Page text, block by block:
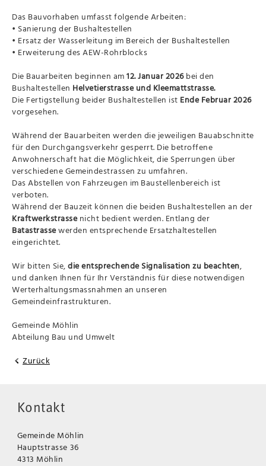
Das Bauvorhaben umfasst folgende Arbeiten:
• Sanierung der Bushaltestellen
• Ersatz der Wasserleitung im Bereich der Bushaltestellen
• Erweiterung des AEW-Rohrblocks
Die Bauarbeiten beginnen am12. Januar 2026bei den
Bushaltestellen Helvetierstrasse und Kleemattstrasse.
Die Fertigstellung beider Bushaltestellen ist Ende Februar 2026
vorgesehen.
Während der Bauarbeiten werden die jeweiligen Bauabschnitte
für den Durchgangsverkehr gesperrt. Die betroffene
Anwohnerschaft hat die Möglichkeit, die Sperrungen über
verschiedene Gemeindestrassen zu umfahren.
Das Abstellen von Fahrzeugen im Baustellenbereich ist
verboten.
Während der Bauzeit können die beiden Bushaltestellen an der
Kraftwerkstrassenicht bedient werden. Entlang der
Batastrassewerden entsprechende Ersatzhaltestellen
eingerichtet.
Wir bitten Sie,die entsprechende Signalisation zu beachten,
und danken Ihnen für Ihr Verständnis für diese notwendigen
Werterhaltungsmassnahmen an unseren
Gemeindeinfrastrukturen.
Gemeinde Möhlin
Abteilung Bau und Umwelt
Zurück
Kontakt
Gemeinde Möhlin
Hauptstrasse 36
4313 Möhlin